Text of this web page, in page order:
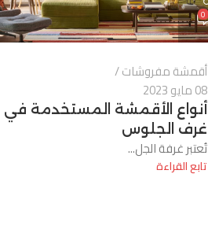
0
أقمشة مفروشات
08 مايو 2023
أنواع الأقمشة المستخدمة في
غرف الجلوس
تُعتبر غرفة الجل...
تابع القراءة